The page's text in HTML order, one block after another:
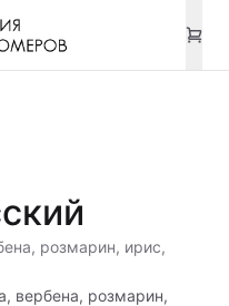
розмарин, ирис,
вербена, розмарин,